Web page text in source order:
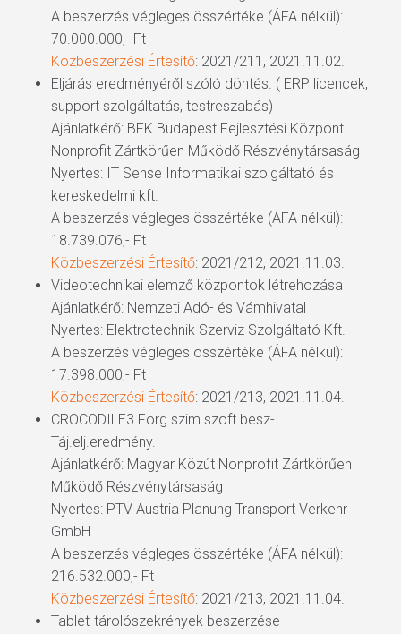
A beszerzés végleges összértéke (ÁFA nélkül):
70.000.000,- Ft
Közbeszerzési Értesítő: 2021/211, 2021.11.02.
Eljárás eredményéről szóló döntés. ( ERP licencek,
support szolgáltatás, testreszabás)
Ajánlatkérő: BFK Budapest Fejlesztési Központ
Nonprofit Zártkörűen Működő Részvénytársaság
Nyertes: IT Sense Informatikai szolgáltató és
kereskedelmi kft.
A beszerzés végleges összértéke (ÁFA nélkül):
18.739.076,- Ft
Közbeszerzési Értesítő: 2021/212, 2021.11.03.
Videotechnikai elemző központok létrehozása
Ajánlatkérő: Nemzeti Adó- és Vámhivatal
Nyertes: Elektrotechnik Szerviz Szolgáltató Kft.
A beszerzés végleges összértéke (ÁFA nélkül):
17.398.000,- Ft
Közbeszerzési Értesítő: 2021/213, 2021.11.04.
CROCODILE3 Forg.szim.szoft.besz-
Táj.elj.eredmény.
Ajánlatkérő: Magyar Közút Nonprofit Zártkörűen
Működő Részvénytársaság
Nyertes: PTV Austria Planung Transport Verkehr
GmbH
A beszerzés végleges összértéke (ÁFA nélkül):
216.532.000,- Ft
Közbeszerzési Értesítő: 2021/213, 2021.11.04.
Tablet-tárolószekrények beszerzése